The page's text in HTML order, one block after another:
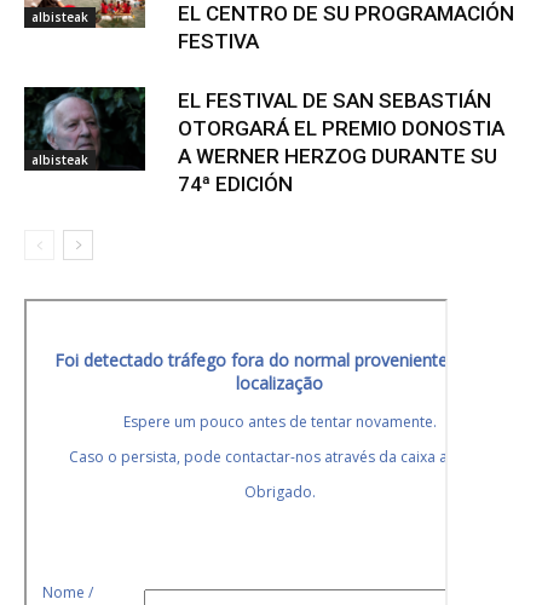
albisteak
EL CENTRO DE SU PROGRAMACIÓN
FESTIVA
albisteak
EL FESTIVAL DE SAN SEBASTIÁN
OTORGARÁ EL PREMIO DONOSTIA
A WERNER HERZOG DURANTE SU
74ª EDICIÓN